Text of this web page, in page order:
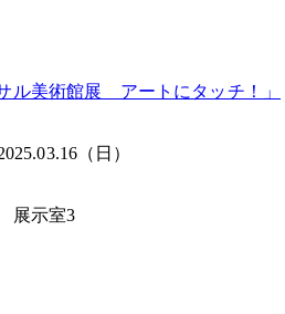
ル美術館展 アートにタッチ！」
（日）
展示室3